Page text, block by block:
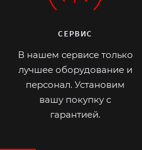
СЕРВИС
В нашем сервисе только
лучшее оборудование и
персонал. Установим
вашу покупку с
гарантией.